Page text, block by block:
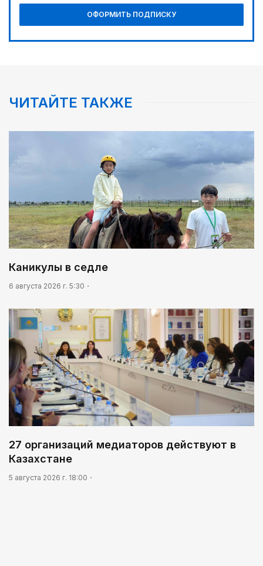
Не хочется уезжать
ОФОРМИТЬ ПОДПИСКУ
ЧИТАЙТЕ ТАКЖЕ
Каникулы в седле
6 августа 2026 г. 5:30
27 организаций медиаторов действуют в
Казахстане
5 августа 2026 г. 18:00